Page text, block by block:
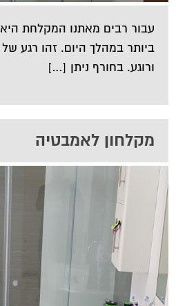
עבור רבים מאתנו המקלחת
ביותר במהלך היום. זהו רגע
ורוגע. בחורף ניתן […]
מקלחון לאמבטיה